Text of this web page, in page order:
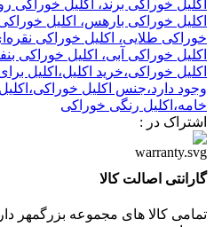
اکلیل خوراکی برند، اکلیل خوراکی
اکلیل خوراکی بارهس، اکلیل
خوراکی طلایی، اکلیل خوراکی
اکلیل خوراکی آبی، اکلیل خوراکی
اکلیل خوراکی،خرید اکلیل،اکلیل
وجود دارد،جنس اکلیل خوراکی،اکلیل
خامه،اکلیل رنگی خوراکی
اشتراک در :
گارانتی اصالت کالا
تمامی کالا های مجموعه بزرگمهر